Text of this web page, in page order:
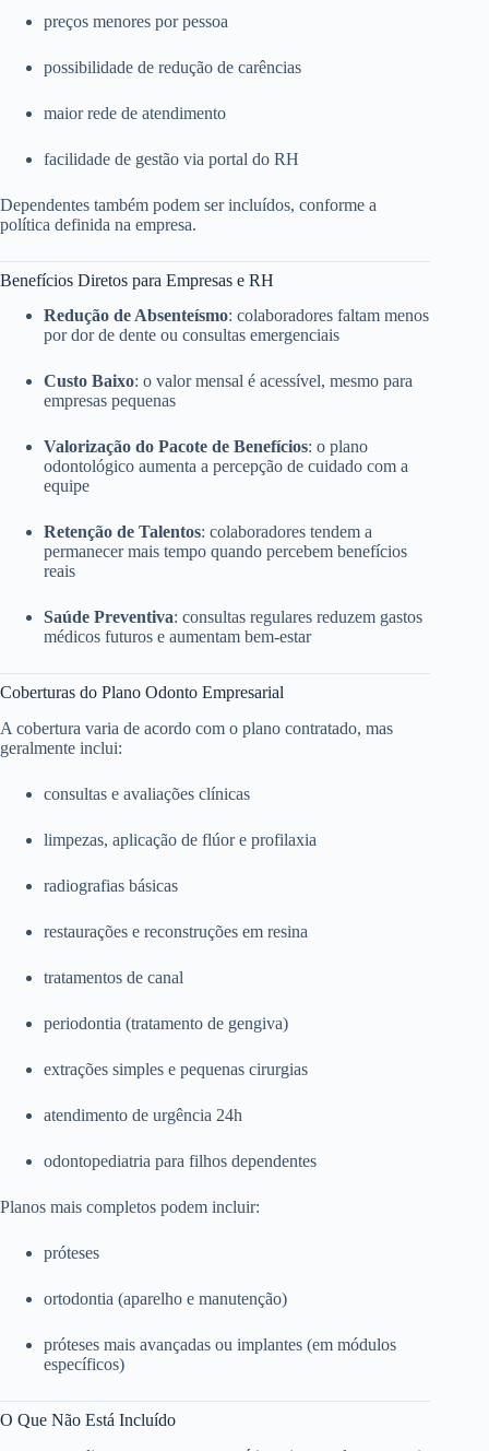
preços menores por pessoa
possibilidade de redução de carências
maior rede de atendimento
facilidade de gestão via portal do RH
Dependentes também podem ser incluídos, conforme a
política definida na empresa.
Benefícios Diretos para Empresas e RH
Redução de Absenteísmo: colaboradores faltam menos
por dor de dente ou consultas emergenciais
Custo Baixo: o valor mensal é acessível, mesmo para
empresas pequenas
Valorização do Pacote de Benefícios: o plano
odontológico aumenta a percepção de cuidado com a
equipe
Retenção de Talentos: colaboradores tendem a
permanecer mais tempo quando percebem benefícios
reais
Saúde Preventiva: consultas regulares reduzem gastos
médicos futuros e aumentam bem-estar
Coberturas do Plano Odonto Empresarial
A cobertura varia de acordo com o plano contratado, mas
geralmente inclui:
consultas e avaliações clínicas
limpezas, aplicação de flúor e profilaxia
radiografias básicas
restaurações e reconstruções em resina
tratamentos de canal
periodontia (tratamento de gengiva)
extrações simples e pequenas cirurgias
atendimento de urgência 24h
odontopediatria para filhos dependentes
Planos mais completos podem incluir:
próteses
ortodontia (aparelho e manutenção)
próteses mais avançadas ou implantes (em módulos
específicos)
O Que Não Está Incluído